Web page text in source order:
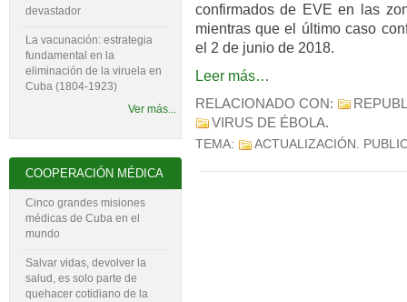
confirmados de EVE en las
mientras que el último caso
el 2 de junio de 2018.
Leer más…
RELACIONADO CON:
VIRUS DE ÉBOLA.
TEMA: ACTUALIZACIÓN .
devastador
La vacunación: estrategia
fundamental en la
eliminación de la viruela en
Cuba (1804-‍1923)
Ver más...
COOPERACIÓN MÉDICA
Cinco grandes misiones
médicas de Cuba en el
mundo
Salvar vidas, devolver la
salud, es solo parte de
quehacer cotidiano de la